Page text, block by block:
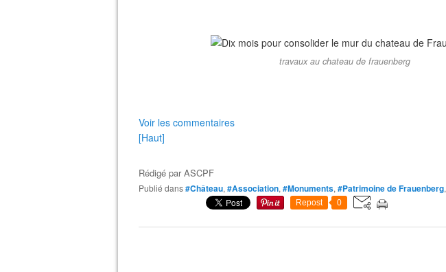
travaux au chateau de frauenberg
Voir les commentaires
[Haut]
Rédigé parASCPF
Publié dans#Château, #Association, #Monuments, #Patrimoine de Frauenberg,
Repost 0